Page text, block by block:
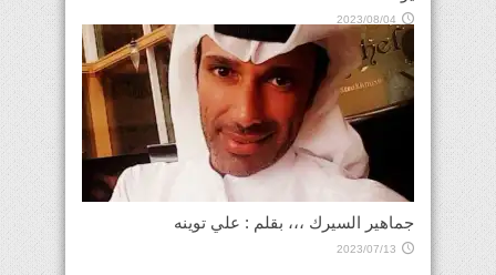
2023/08/04
جماهير السيرك ،،، بقلم : علي توينه
2023/07/13